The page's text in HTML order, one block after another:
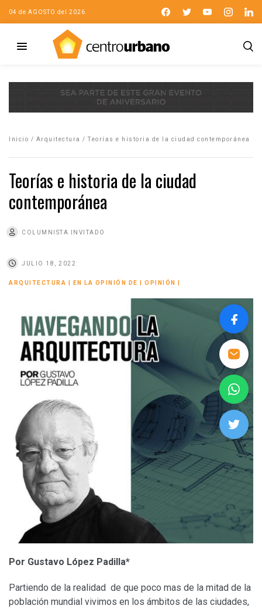
04 de AGOSTO del 2026
Inicio / Arquitectura /Teorías e historia de la ciudad contemporánea
Teorías e historia de la ciudad
contemporánea
COLUMNISTA INVITADO
JULIO 18, 2022
ARQUITECTURA EN LA OPINIÓN DE OPINIÓN
Por Gustavo López Padilla*
Partiendo de la realidad de que poco mas de la mitad de la
población mundial vivimos en los ámbitos de las ciudades,